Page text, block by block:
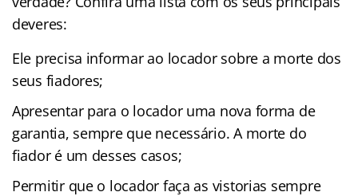
deveres:
Ele precisa informar ao locador sobre a morte dos
seus fiadores;
Apresentar para o locador uma nova forma de
garantia, sempre que necessário. A morte do
fiador é um desses casos;
Permitir que o locador faça as vistorias sempre